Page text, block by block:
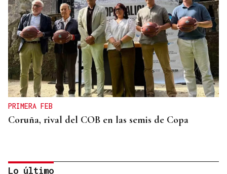
PRIMERA FEB
Coruña, rival del COB en las semis de Copa
Lo último